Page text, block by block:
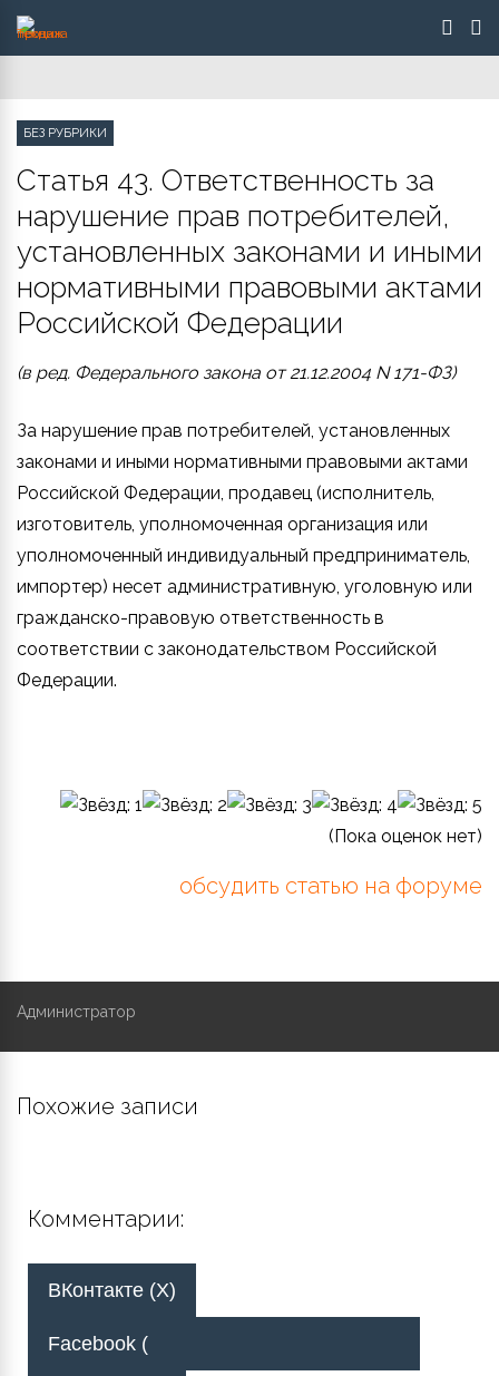
БЕЗ РУБРИКИ
Статья 43. Ответственность за
нарушение прав потребителей,
установленных законами и иными
нормативными правовыми актами
Российской Федерации
(в ред. Федерального закона от 21.12.2004 N 171-ФЗ)
За нарушение прав потребителей, установленных
законами и иными нормативными правовыми актами
Российской Федерации, продавец (исполнитель,
изготовитель, уполномоченная организация или
уполномоченный индивидуальный предприниматель,
импортер) несет административную, уголовную или
гражданско-правовую ответственность в
соответствии с законодательством Российской
Федерации.
(Пока оценок нет)
обсудить статью на форуме
Администратор
Похожие записи
Комментарии:
ВКонтакте (X)
Facebook (